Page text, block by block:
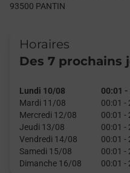
93500 PANTIN
Horaires
Des 7 prochains
Lundi 10/08 00:01 -
Mardi 11/08
00:01 -
Mercredi 12/08
00:01 -
Jeudi 13/08
00:01 -
Vendredi 14/08
00:01 -
Samedi 15/08
00:01 -
Dimanche 16/08
00:01 -